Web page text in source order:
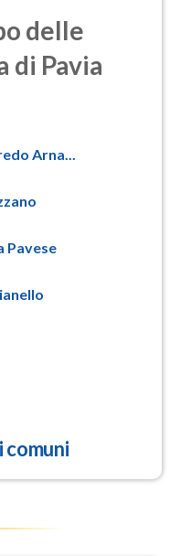
delle
di Pavia
Arna...
Pavese